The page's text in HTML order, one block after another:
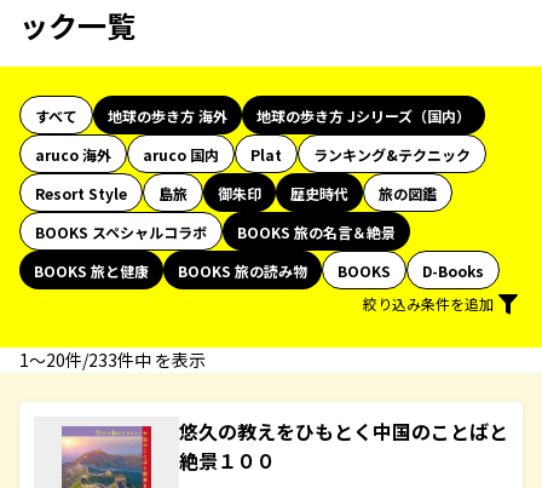
ック一覧
すべて 地球の歩き方 海外
地球の歩き方 Jシリーズ（国内）
aruco 海外
aruco 国内 Plat
ランキング&テクニック
Resort Style
島旅 御朱印 歴史時代
旅の図鑑
BOOKS スペシャルコラボ
BOOKS 旅の名言＆絶景
BOOKS 旅と健康
BOOKS 旅の読み物 BOOKS
D-Books
絞り込み条件を追加
1〜20件/233件中 を表示
悠久の教えをひもとく中国のことばと
絶景１００